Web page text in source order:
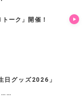
ーク」開催！
日グッズ2026」
……